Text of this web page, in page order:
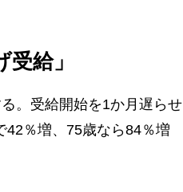
給」
。受給開始を1か月遅らせ
42％増、75歳なら84％増